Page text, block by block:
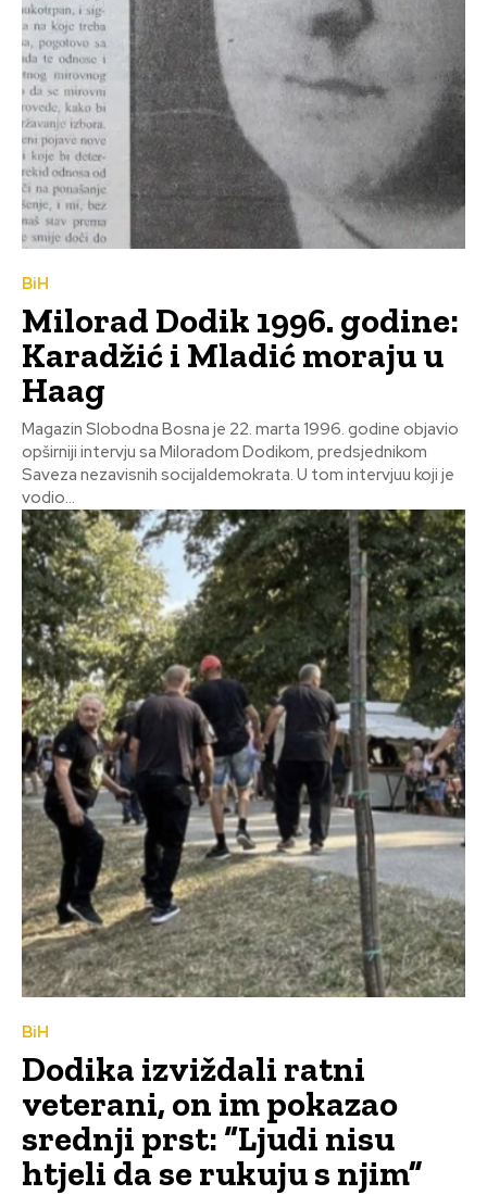
BiH
Milorad Dodik 1996. godine:
Karadžić i Mladić moraju u
Haag
Magazin Slobodna Bosna je 22. marta 1996. godine objavio
opširniji intervju sa Miloradom Dodikom, predsjednikom
Saveza nezavisnih socijaldemokrata. U tom intervjuu koji je
vodio...
BiH
Dodika izviždali ratni
veterani, on im pokazao
srednji prst: “Ljudi nisu
htjeli da se rukuju s njim”